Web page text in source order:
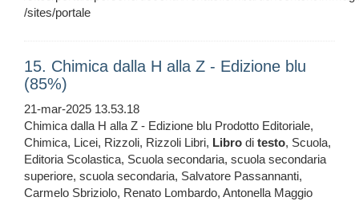
/sites/portale
15. Chimica dalla H alla Z - Edizione blu
(85%)
21-mar-2025 13.53.18
Chimica dalla H alla Z - Edizione blu Prodotto Editoriale,
Chimica, Licei, Rizzoli, Rizzoli Libri, Libro di testo, Scuola,
Editoria Scolastica, Scuola secondaria, scuola secondaria
superiore, scuola secondaria, Salvatore Passannanti,
Carmelo Sbriziolo, Renato Lombardo, Antonella Maggio